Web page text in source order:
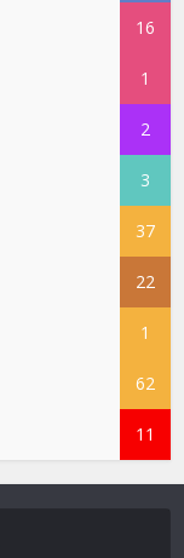
16
1
2
3
37
22
1
62
11